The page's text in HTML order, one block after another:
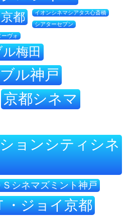
都 イオンシネマシアタス心斎橋
シアターセブン
ーヴォ
梅田
ル神戸
京都シネマ
ョンシティシネ
シネマズミント神戸
・ジョイ京都